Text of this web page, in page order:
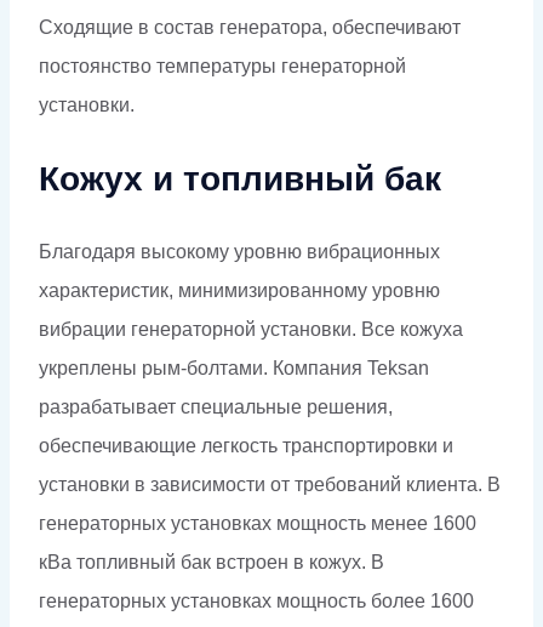
Сходящие в состав генератора, обеспечивают
постоянство температуры генераторной
установки.
Кожух и топливный бак
Благодаря высокому уровню вибрационных
характеристик, минимизированному уровню
вибрации генераторной установки. Все кожуха
укреплены рым-болтами. Компания Teksan
разрабатывает специальные решения,
обеспечивающие легкость транспортировки и
установки в зависимости от требований клиента. В
генераторных установках мощность менее 1600
кВа топливный бак встроен в кожух. В
генераторных установках мощность более 1600